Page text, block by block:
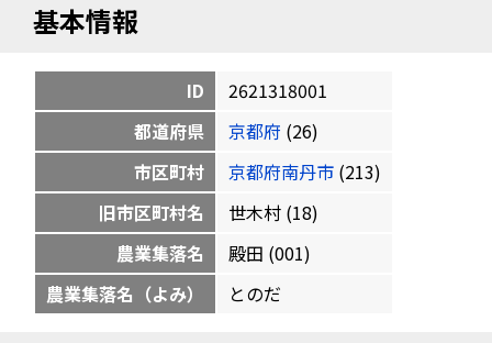
基本情報
ID
2621318001
都道府県
京都府 (26)
市区町村
京都府南丹市 (213)
旧市区町村名
世木村 (18)
農業集落名
殿田 (001)
農業集落名（よみ）
とのだ